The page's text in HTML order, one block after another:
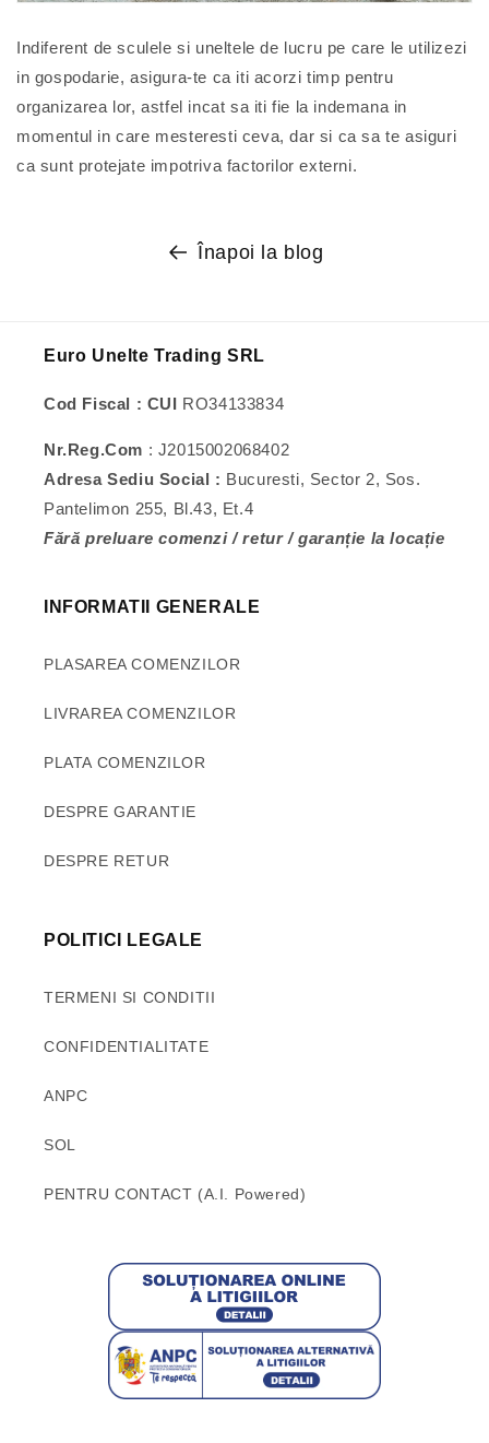
Indiferent de sculele si uneltele de lucru pe care le utilizezi
in gospodarie, asigura-te ca iti acorzi timp pentru
organizarea lor, astfel incat sa iti fie la indemana in
momentul in care mesteresti ceva, dar si ca sa te asiguri
ca sunt protejate impotriva factorilor externi.
Înapoi la blog
Euro Unelte Trading SRL
Cod Fiscal : CUI RO34133834
Nr.Reg.Com : J2015002068402
Adresa Sediu Social : Bucuresti, Sector 2, Sos.
Pantelimon 255, Bl.43, Et.4
Fără preluare comenzi / retur / garanție la locație
INFORMATII GENERALE
PLASAREA COMENZILOR
LIVRAREA COMENZILOR
PLATA COMENZILOR
DESPRE GARANTIE
DESPRE RETUR
POLITICI LEGALE
TERMENI SI CONDITII
CONFIDENTIALITATE
ANPC
SOL
PENTRU CONTACT (A.I. Powered)